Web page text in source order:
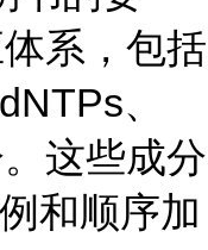
系，包括
、
这些成分
和顺序加